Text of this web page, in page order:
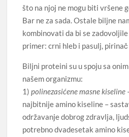
što na njoj ne mogu biti vršene
Bar ne za sada. Ostale biljne
kombinovati da bi se
primer: crni hleb i pasulj,
Biljni proteini su u spoju sa
našem organizmu:
1)polinezasićene masne kiseline
najbitnije amino kiseline –
održavanje dobrog zdravlja,
potrebno dvadesetak amino